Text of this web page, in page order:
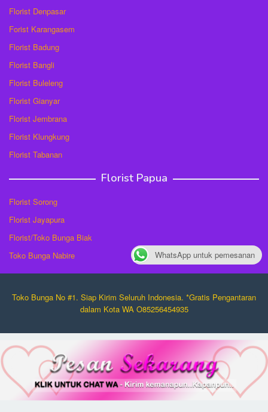
Florist Denpasar
Forist Karangasem
Florist Badung
Florist Bangli
Florist Buleleng
Florist Gianyar
Florist Jembrana
Florist Klungkung
Florist Tabanan
Florist Papua
Florist Sorong
Florist Jayapura
Florist/Toko Bunga Biak
Toko Bunga Nabire
Toko Bunga No #1. Siap Kirim Seluruh Indonesia. *Gratis Pengantaran
dalam Kota WA O85256454935
WhatsApp untuk pemesanan